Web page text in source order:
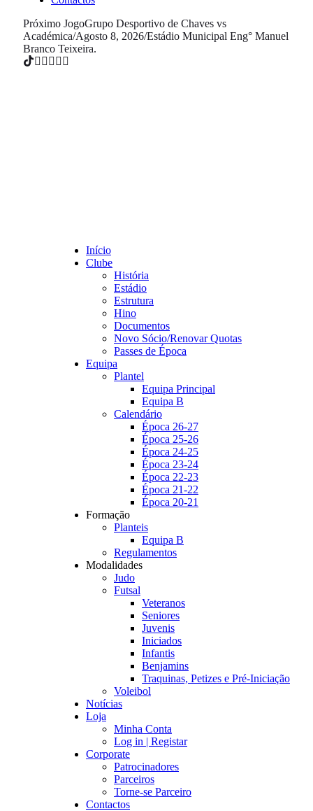
Próximo JogoGrupo Desportivo de Chaves vs
Académica/Agosto 8, 2026/Estádio Municipal Eng° Manuel
Branco Teixeira.
Início
Clube
História
Estádio
Estrutura
Hino
Documentos
Novo Sócio/Renovar Quotas
Passes de Época
Equipa
Plantel
Equipa Principal
Equipa B
Calendário
Época 26-27
Época 25-26
Época 24-25
Época 23-24
Época 22-23
Época 21-22
Época 20-21
Formação
Planteis
Equipa B
Regulamentos
Modalidades
Judo
Futsal
Veteranos
Seniores
Juvenis
Iniciados
Infantis
Benjamins
Traquinas, Petizes e Pré-Iniciação
Voleibol
Notícias
Loja
Minha Conta
Log in | Registar
Corporate
Patrocinadores
Parceiros
Torne-se Parceiro
Contactos